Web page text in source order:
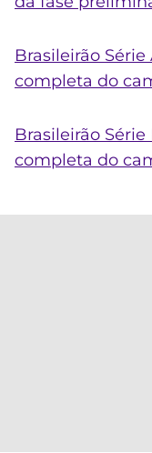
Brasileirão Série
completa do
Brasileirão Série
completa do